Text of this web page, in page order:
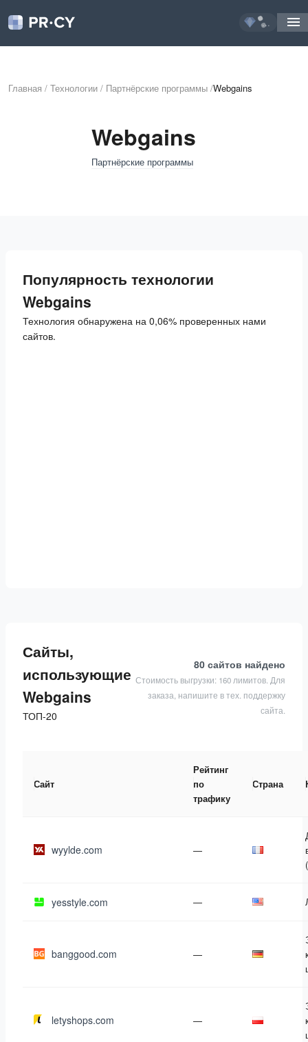
...
Главная / Технологии / Партнёрские программы /Webgains
Webgains
Партнёрские программы
Популярность технологии
Webgains
Технология обнаружена на 0,06% проверенных нами
сайтов.
Сайты,
использующие
Webgains
ТОП-20
80 сайтов найдено
Стоимость выгрузки: 160 лимитов. Для
заказа, напишите в тех. поддержку
сайта.
Сайт
Рейтинг
по
трафику
Страна
wyylde.com —
yesstyle.com —
banggood.com —
letyshops.com —